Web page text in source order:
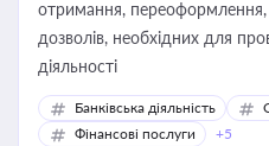
отримання, переоформлення,
дозволів, необхідних для
діяльності
Банківська діяльність
Фінансові послуги
+5